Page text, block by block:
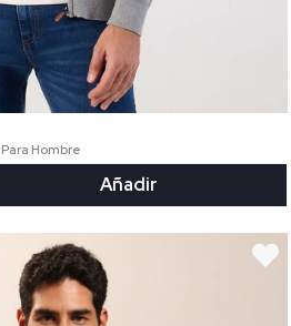
Hombre
Añadir